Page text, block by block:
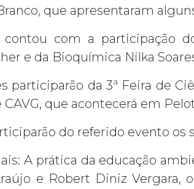
que apresentaram
contou com a participação
e da Bioquímica Nilka
participarão da 3ª Feira de
que acontecerá em
do referido evento os
A prática da educação
e Robert Diniz Vergara,